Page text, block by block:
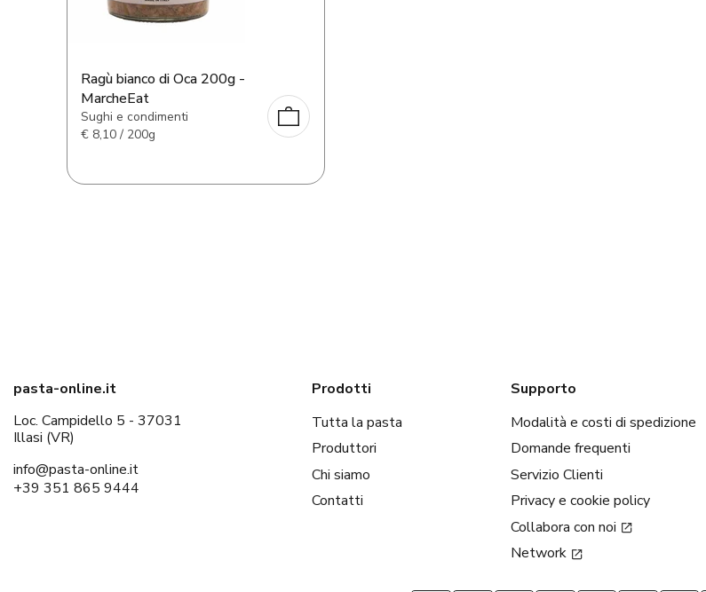
Ragù bianco di Oca 200g -
MarcheEat
Sughi e condimenti
€ 8,10 / 200g
pasta-online.it
Loc. Campidello 5 - 37031
Illasi (VR)
info@pasta-online.it
+39 351 865 9444
Prodotti
Tutta la pasta
Produttori
Chi siamo
Contatti
Supporto
Modalità e costi di spedizione
Domande frequenti
Servizio Clienti
Privacy e cookie policy
Collabora con noi
Network